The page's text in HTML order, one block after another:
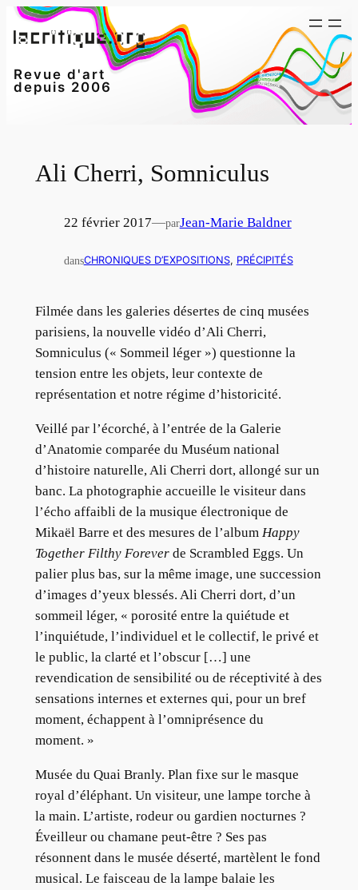
Aller
au
Revue d'art
depuis 2006
Ali Cherri, Somniculus
22 février 2017—parJean-Marie Baldner
dansCHRONIQUES D’EXPOSITIONS, PRÉCIPITÉS
Filmée dans les galeries désertes de cinq musées
parisiens, la nouvelle vidéo d’Ali Cherri,
Somniculus (« Sommeil léger ») questionne la
tension entre les objets, leur contexte de
représentation et notre régime d’historicité.
Veillé par l’écorché, à l’entrée de la Galerie
d’Anatomie comparée du Muséum national
d’histoire naturelle, Ali Cherri dort, allongé sur un
banc. La photographie accueille le visiteur dans
l’écho affaibli de la musique électronique de
Mikaël Barre et des mesures de l’album Happy
Together Filthy Foreverde Scrambled Eggs. Un
palier plus bas, sur la même image, une succession
d’images d’yeux blessés. Ali Cherri dort, d’un
sommeil léger, « porosité entre la quiétude et
l’inquiétude, l’individuel et le collectif, le privé et
le public, la clarté et l’obscur […] une
revendication de sensibilité ou de réceptivité à des
sensations internes et externes qui, pour un bref
moment, échappent à l’omniprésence du
moment. »
Musée du Quai Branly. Plan fixe sur le masque
royal d’éléphant. Un visiteur, une lampe torche à
la main. L’artiste, rodeur ou gardien nocturnes ?
Éveilleur ou chamane peut-être ? Ses pas
résonnent dans le musée déserté, martèlent le fond
musical. Le faisceau de la lampe balaie les